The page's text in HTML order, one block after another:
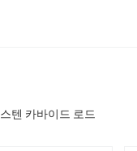
텐 카바이드 로드